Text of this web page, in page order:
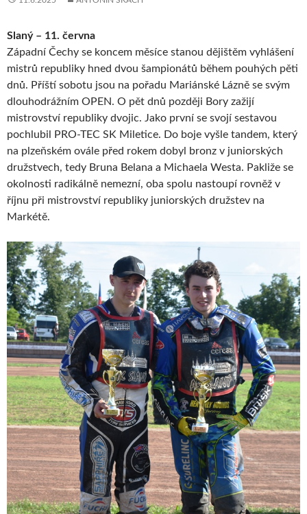
Slaný – 11. června
Západní Čechy se koncem měsíce stanou dějištěm vyhlášení
mistrů republiky hned dvou šampionátů během pouhých pěti
dnů. Příští sobotu jsou na pořadu Mariánské Lázně se svým
dlouhodrážním OPEN. O pět dnů později Bory zažijí
mistrovství republiky dvojic. Jako první se svojí sestavou
pochlubil PRO-TEC SK Miletice. Do boje vyšle tandem, který
na plzeňském ovále před rokem dobyl bronz v juniorských
družstvech, tedy Bruna Belana a Michaela Westa. Pakliže se
okolnosti radikálně nemezní, oba spolu nastoupí rovněž v
říjnu při mistrovství republiky juniorských družstev na
Markétě.